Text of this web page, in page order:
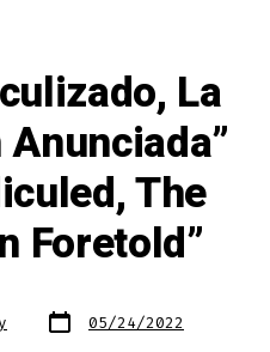
Branch?
La
The
Foretold”
Post
date
05/24/2022